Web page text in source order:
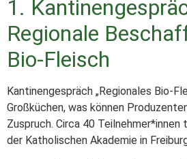
1.
Regionale
Bio-Fleisch
Kantinengespräch „Regionales Bio-
Großküchen, was können
Zuspruch. Circa 40 Teilnehmer*innen
der Katholischen Akademie in